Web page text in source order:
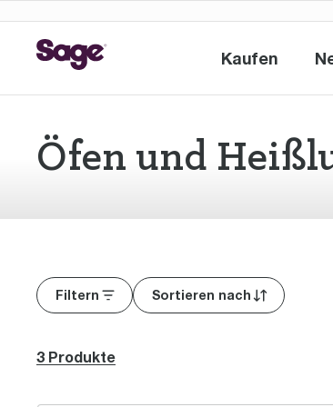
Kaufen
Kaufen
Öfen und
Filtern Sortieren nach
3 Produkte